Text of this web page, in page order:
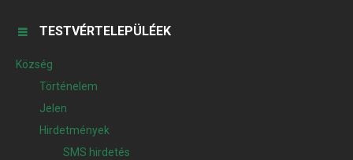
TESTVÉRTELEPÜLÉEK
Község
Történelem
Jelen
Hirdetmények
SMS hirdetés